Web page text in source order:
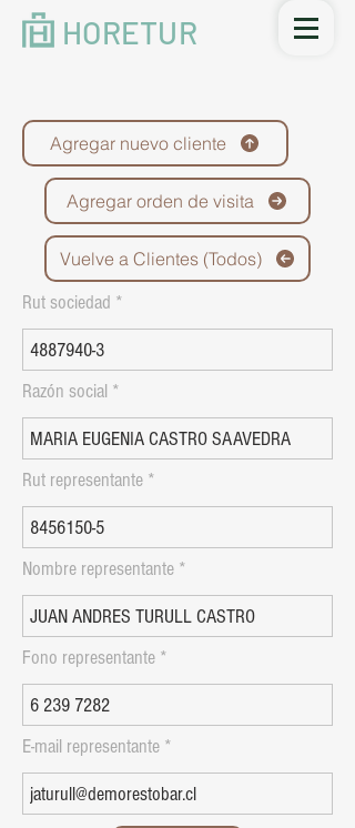
HORETUR
Agregar nuevo cliente
Agregar orden de visita
Vuelve a Clientes (Todos)
Rut sociedad
Razón social
Rut representante
Nombre representante
Fono representante
E-mail representante